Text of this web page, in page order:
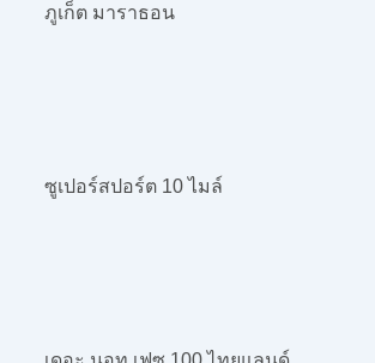
ภูเก็ต มาราธอน
ซูเปอร์สปอร์ต 10 ไมล์